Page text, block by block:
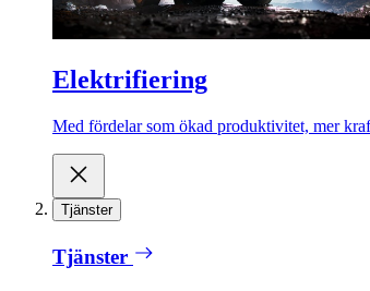
Elektrifiering
Med fördelar som ökad produktivitet, mer
Tjänster
Tjänster